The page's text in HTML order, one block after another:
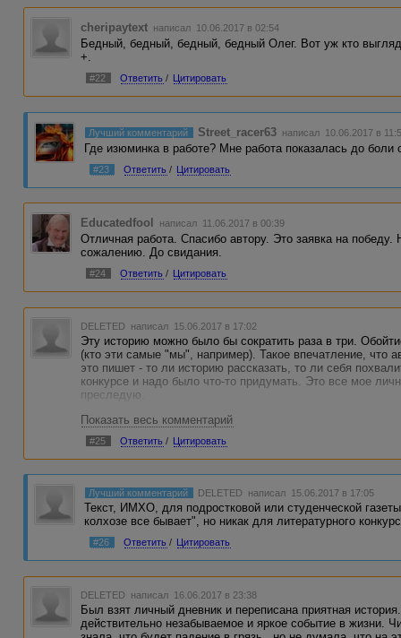
cheripaytext написал 10.06.2017 в 02:54
Бедный, бедный, бедный, бедный Олег. Вот уж кто
+.
#22 Ответить / Цитировать
Лучший комментарий Street_racer63 написал 10.06.2017 в
Где изюминка в работе? Мне работа показалась до
#23 Ответить / Цитировать
Educatedfool написал 11.06.2017 в 00:39
Отличная работа. Спасибо автору. Это заявка на
сожалению. До свидания.
#24 Ответить / Цитировать
DELETED написал 15.06.2017 в 17:02
Эту историю можно было бы сократить раза в три.
(кто эти самые "мы", например). Такое впечатление, что
это пишет - то ли историю рассказать, то ли себя
конкурсе и надо было что-то придумать. Это все мое
преследую.
Показать весь комментарий
#25 Ответить / Цитировать
Лучший комментарий DELETED написал 15.06.2017 в 17:05
Текст, ИМХО, для подростковой или студенческой
колхозе все бывает", но никак для литературного
#26 Ответить / Цитировать
DELETED написал 16.06.2017 в 23:38
Был взят личный дневник и переписана приятная
действительно незабываемое и яркое событие в жизни.